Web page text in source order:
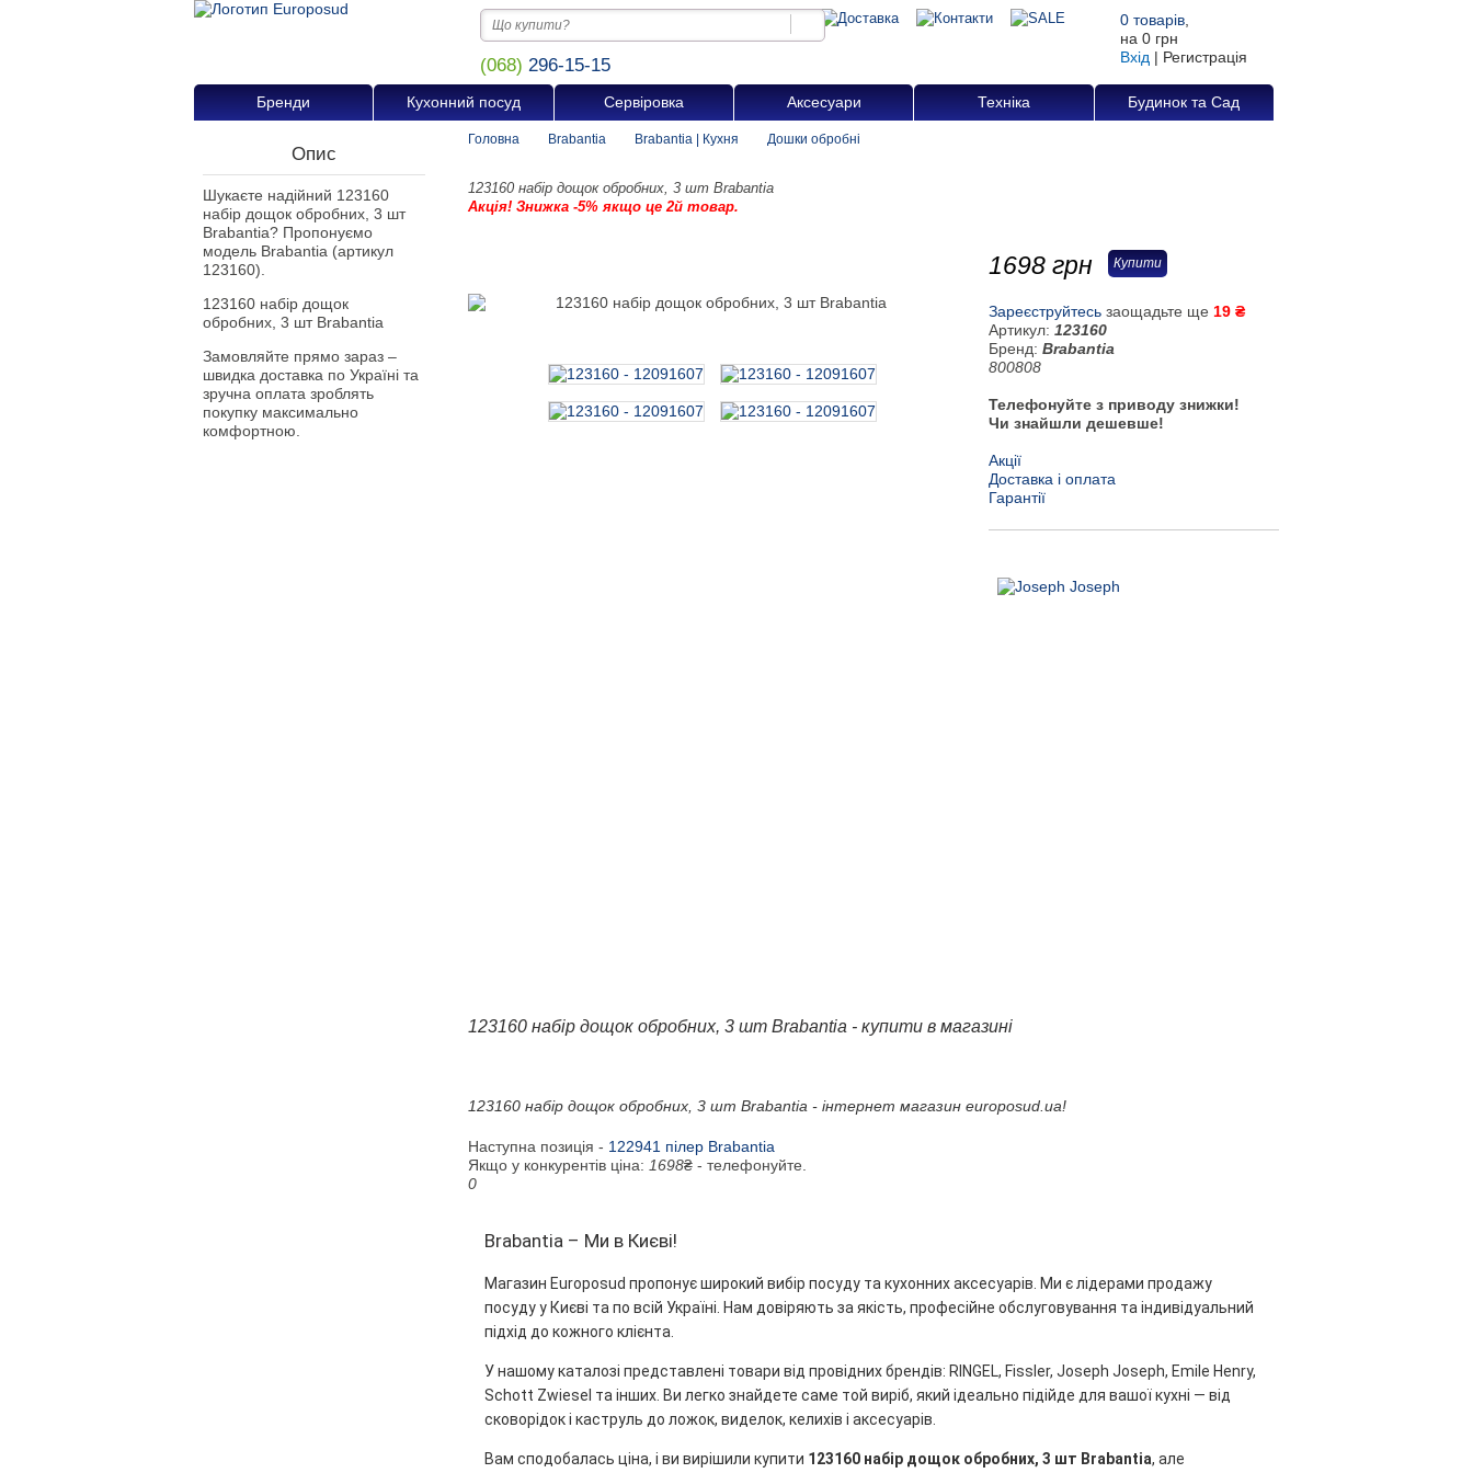
(068) 296-15-15
0 товарів
на 0 грн
Вхід | Регистрація
Бренди Кухонний посуд Сервіровка Аксесуари Техніка Будинок та Сад
Опис
Шукаєте надійний 123160
набір дощок обробних, 3 шт
Brabantia? Пропонуємо
модель Brabantia (артикул
123160).
123160 набір дощок
обробних, 3 шт Brabantia
Замовляйте прямо зараз –
швидка доставка по Україні та
зручна оплата зроблять
покупку максимально
комфортною.
Головна Brabantia Brabantia | Кухня Дошки обробні
123160 набір дощок обробних, 3 шт Brabantia
Акція! Знижка -5% якщо це 2й товар.
1698 грн Купити
Зареєструйтесь заощадьте ще 19 ₴
Артикул: 123160
Бренд: Brabantia
800808
Телефонуйте з приводу знижки!
Чи знайшли дешевше!
Акції
Доставка і оплата
Гарантії
123160 набір дощок обробних, 3 шт Brabantia - купити в магазині
123160 набір дощок обробних, 3 шт Brabantia - інтернет магазин europosud.ua!
Наступна позиція - 122941 пілер Brabantia
Якщо у конкурентів ціна: 1698₴ - телефонуйте.
0
Brabantia – Ми в Києві!
Магазин Europosud пропонує широкий вибір посуду та кухонних аксесуарів. Ми є лідерами продажу
посуду у Києві та по всій Україні. Нам довіряють за якість, професійне обслуговування та індивідуальний
підхід до кожного клієнта.
У нашому каталозі представлені товари від провідних брендів: RINGEL, Fissler, Joseph Joseph, Emile Henry,
Schott Zwiesel та інших. Ви легко знайдете саме той виріб, який ідеально підійде для вашої кухні — від
сковорідок і каструль до ложок, виделок, келихів і аксесуарів.
Вам сподобалась ціна, і ви вирішили купити 123160 набір дощок обробних, 3 шт Brabantia, але